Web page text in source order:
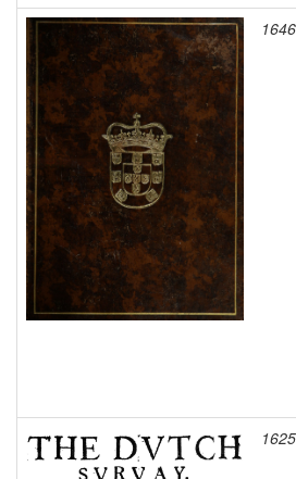
1646
1625